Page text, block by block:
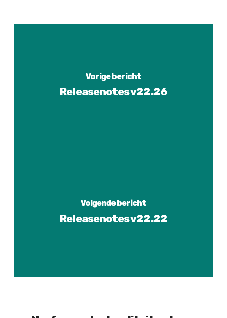
Vorige bericht
Releasenotes v22.26
Volgende bericht
Releasenotes v22.22